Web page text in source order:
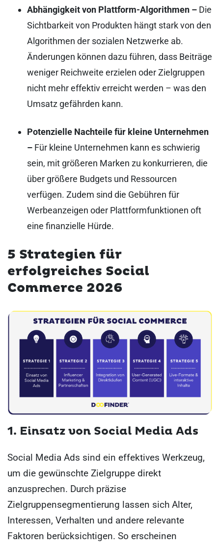
Abhängigkeit von Plattform-Algorithmen – Die
Sichtbarkeit von Produkten hängt stark von den
Algorithmen der sozialen Netzwerke ab.
Änderungen können dazu führen, dass Beiträge
weniger Reichweite erzielen oder Zielgruppen
nicht mehr effektiv erreicht werden – was den
Umsatz gefährden kann.
Potenzielle Nachteile für kleine Unternehmen
– Für kleine Unternehmen kann es schwierig
sein, mit größeren Marken zu konkurrieren, die
über größere Budgets und Ressourcen
verfügen. Zudem sind die Gebühren für
Werbeanzeigen oder Plattformfunktionen oft
eine finanzielle Hürde.
5 Strategien für
erfolgreiches Social
Commerce 2026
1. Einsatz von Social Media Ads
Social Media Ads sind ein effektives Werkzeug,
um die gewünschte Zielgruppe direkt
anzusprechen. Durch präzise
Zielgruppensegmentierung lassen sich Alter,
Interessen, Verhalten und andere relevante
Faktoren berücksichtigen. So erscheinen